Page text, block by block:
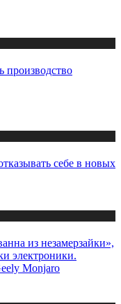
производство
себе в новых
из незамерзайки»,
электроники.
Monjaro